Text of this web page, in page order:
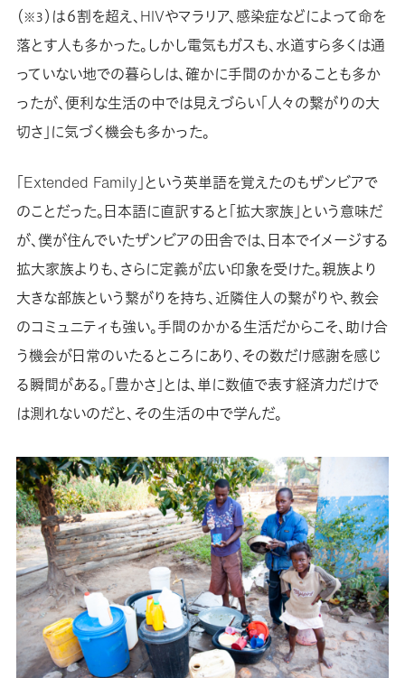
（※３）は６割を超え、HIVやマラリア、感染症などによって命を
落とす人も多かった。しかし電気もガスも、水道すら多くは通
っていない地での暮らしは、確かに手間のかかることも多か
ったが、便利な生活の中では見えづらい「人々の繋がりの大
切さ」に気づく機会も多かった。
「Extended Family」という英単語を覚えたのもザンビアで
のことだった。日本語に直訳すると「拡大家族」という意味だ
が、僕が住んでいたザンビアの田舎では、日本でイメージする
拡大家族よりも、さらに定義が広い印象を受けた。親族より
大きな部族という繋がりを持ち、近隣住人の繋がりや、教会
のコミュニティも強い。手間のかかる生活だからこそ、助け合
う機会が日常のいたるところにあり、その数だけ感謝を感じ
る瞬間がある。「豊かさ」とは、単に数値で表す経済力だけで
は測れないのだと、その生活の中で学んだ。